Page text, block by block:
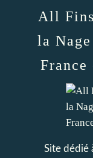
All
la
France
Site dédié